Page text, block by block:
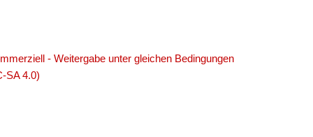
- Weitergabe unter gleichen Bedingungen
SA 4.0)